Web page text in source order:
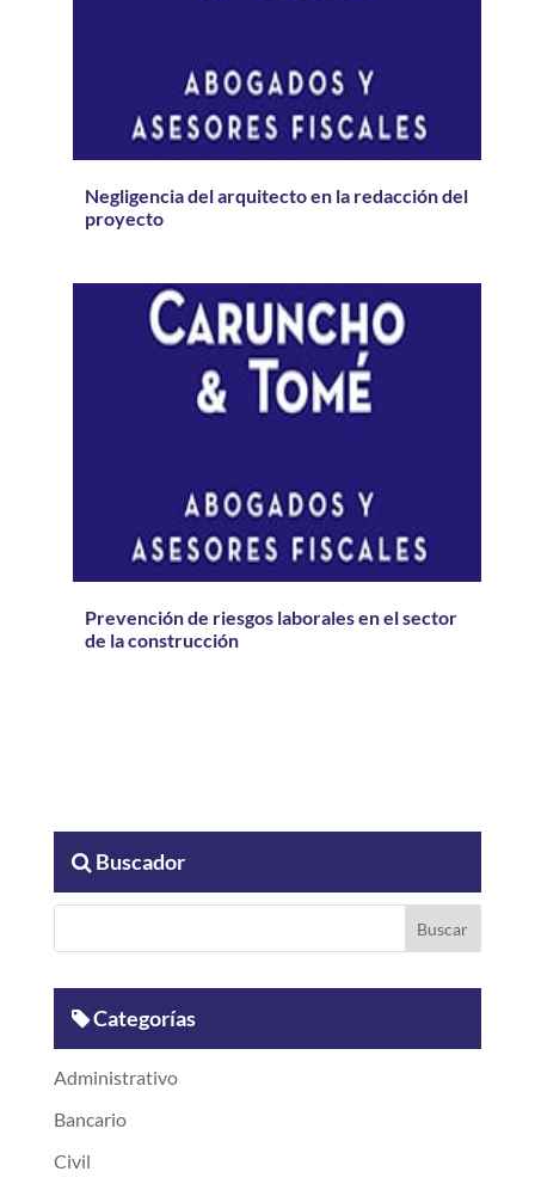
Negligencia del arquitecto en la redacción del
proyecto
Prevención de riesgos laborales en el sector
de la construcción
Buscador
Categorías
Administrativo
Bancario
Civil